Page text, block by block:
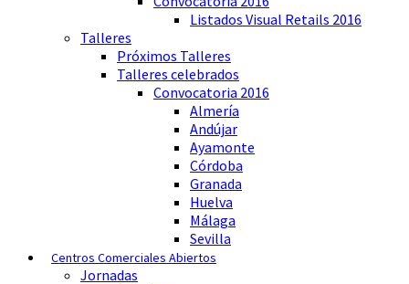
Listados Visual Retails 2016
Talleres
Próximos Talleres
Talleres celebrados
Convocatoria 2016
Almería
Andújar
Ayamonte
Córdoba
Granada
Huelva
Málaga
Sevilla
Centros Comerciales Abiertos
Jornadas